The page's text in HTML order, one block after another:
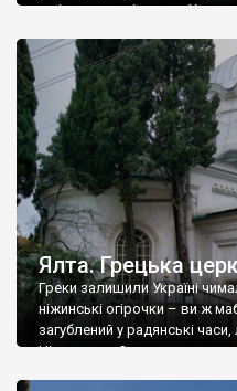
є відданими вірянами Христа
Ялта. Грецька
Греки залишили Україні
ніжинські огірочки – ви ж
загублений у радянські
Ніжин греки?